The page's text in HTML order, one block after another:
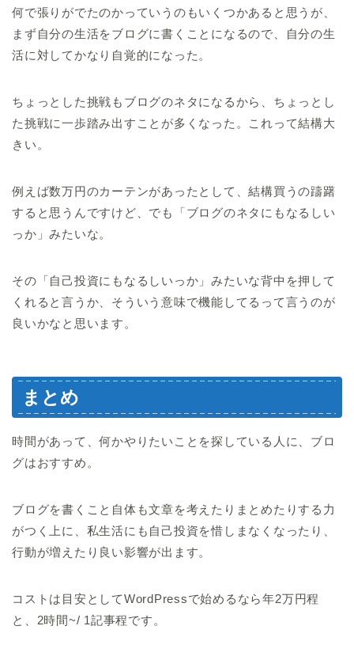
何で張りがでたのかっていうのもいくつかあると思うが、
まず自分の生活をブログに書くことになるので、自分の生
活に対してかなり自覚的になった。
ちょっとした挑戦もブログのネタになるから、ちょっとし
た挑戦に一歩踏み出すことが多くなった。これって結構大
きい。
例えば数万円のカーテンがあったとして、結構買うの躊躇
すると思うんですけど、でも「ブログのネタにもなるしい
っか」みたいな。
その「自己投資にもなるしいっか」みたいな背中を押して
くれると言うか、そういう意味で機能してるって言うのが
良いかなと思います。
まとめ
時間があって、何かやりたいことを探している人に、ブロ
グはおすすめ。
ブログを書くこと自体も文章を考えたりまとめたりする力
がつく上に、私生活にも自己投資を惜しまなくなったり、
行動が増えたり良い影響が出ます。
コストは目安としてWordPressで始めるなら年2万円程
と、2時間~/ 1記事程です。